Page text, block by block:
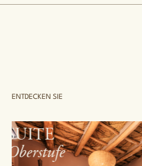
ENTDECKEN SIE
SUITE
Familiär